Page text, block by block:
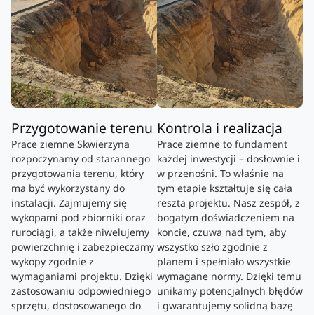
Przygotowanie terenu
Prace ziemne Skwierzyna
rozpoczynamy od starannego
przygotowania terenu, który
ma być wykorzystany do
instalacji. Zajmujemy się
wykopami pod zbiorniki oraz
rurociągi, a także niwelujemy
powierzchnię i zabezpieczamy
wykopy zgodnie z
wymaganiami projektu. Dzięki
zastosowaniu odpowiedniego
sprzętu, dostosowanego do
Kontrola i realizacja
Prace ziemne to fundament
każdej inwestycji – dosłownie i
w przenośni. To właśnie na
tym etapie kształtuje się cała
reszta projektu. Nasz zespół, z
bogatym doświadczeniem na
koncie, czuwa nad tym, aby
wszystko szło zgodnie z
planem i spełniało wszystkie
wymagane normy. Dzięki temu
unikamy potencjalnych błędów
i gwarantujemy solidną bazę